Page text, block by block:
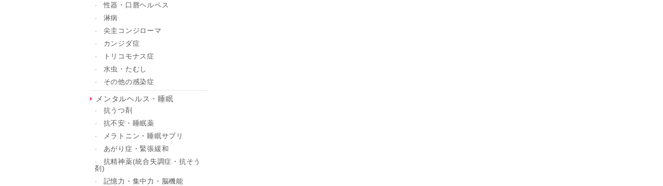
性器・口唇ヘルペス
淋病
尖圭コンジローマ
カンジダ症
トリコモナス症
水虫・たむし
その他の感染症
メンタルヘルス・睡眠
抗うつ剤
抗不安・睡眠薬
メラトニン・睡眠サプリ
あがり症・緊張緩和
抗精神薬(統合失調症・抗そう
剤)
記憶力・集中力・脳機能